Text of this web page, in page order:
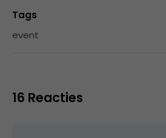
Tags
event
16 Reacties